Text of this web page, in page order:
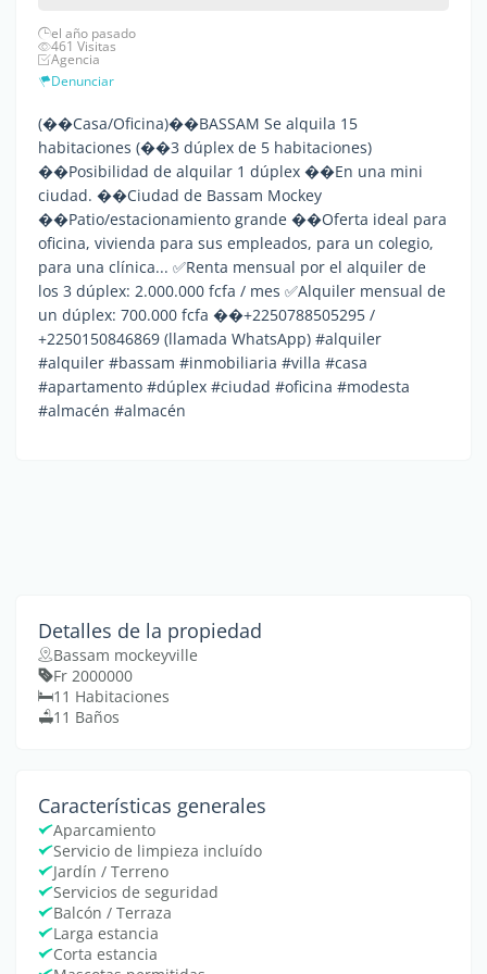
el año pasado
461 Visitas
Agencia
Denunciar
(��Casa/Oficina)��BASSAM Se alquila 15
habitaciones (��3 dúplex de 5 habitaciones)
��Posibilidad de alquilar 1 dúplex ��En una mini
ciudad. ��Ciudad de Bassam Mockey
��Patio/estacionamiento grande ��Oferta ideal para
oficina, vivienda para sus empleados, para un colegio,
para una clínica... ✅Renta mensual por el alquiler de
los 3 dúplex: 2.000.000 fcfa / mes ✅Alquiler mensual de
un dúplex: 700.000 fcfa ��+2250788505295 /
+2250150846869 (llamada WhatsApp) #alquiler
#alquiler #bassam #inmobiliaria #villa #casa
#apartamento #dúplex #ciudad #oficina #modesta
#almacén #almacén
Detalles de la propiedad
Bassam mockeyville
Fr 2000000
11 Habitaciones
11 Baños
Características generales
Aparcamiento
Servicio de limpieza incluído
Jardín / Terreno
Servicios de seguridad
Balcón / Terraza
Larga estancia
Corta estancia